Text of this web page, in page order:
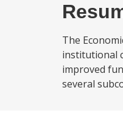
The
institutional
improved
several